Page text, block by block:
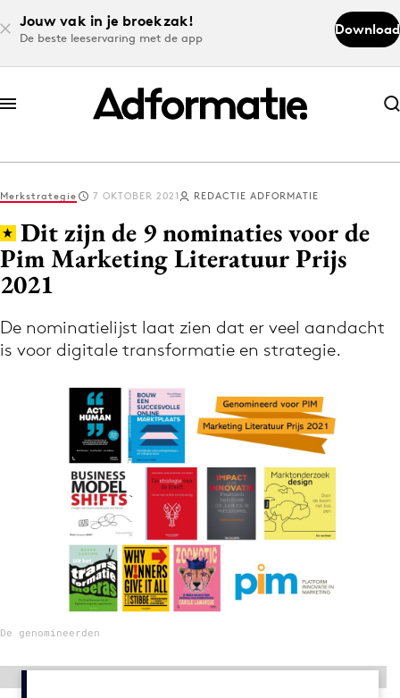
Jouw vak in je broekzak!
De beste leeservaring met de app
Download
Abonneer nu
Abonneer nu
Log in
Download de app
Volg het laatste nieuws via de Adformatie
Nieuws app
9 sept: GenAI-training
12 nov: MarketingLive!
Opleidingen
Vacatures
Merkstrategie 7 OKTOBER 2021 REDACTIE ADFORMATIE
Dit zijn de 9 nominaties voor de
Pim Marketing Literatuur Prijs
2021
De nominatielijst laat zien dat er veel aandacht
is voor digitale transformatie en strategie.
De genomineerden